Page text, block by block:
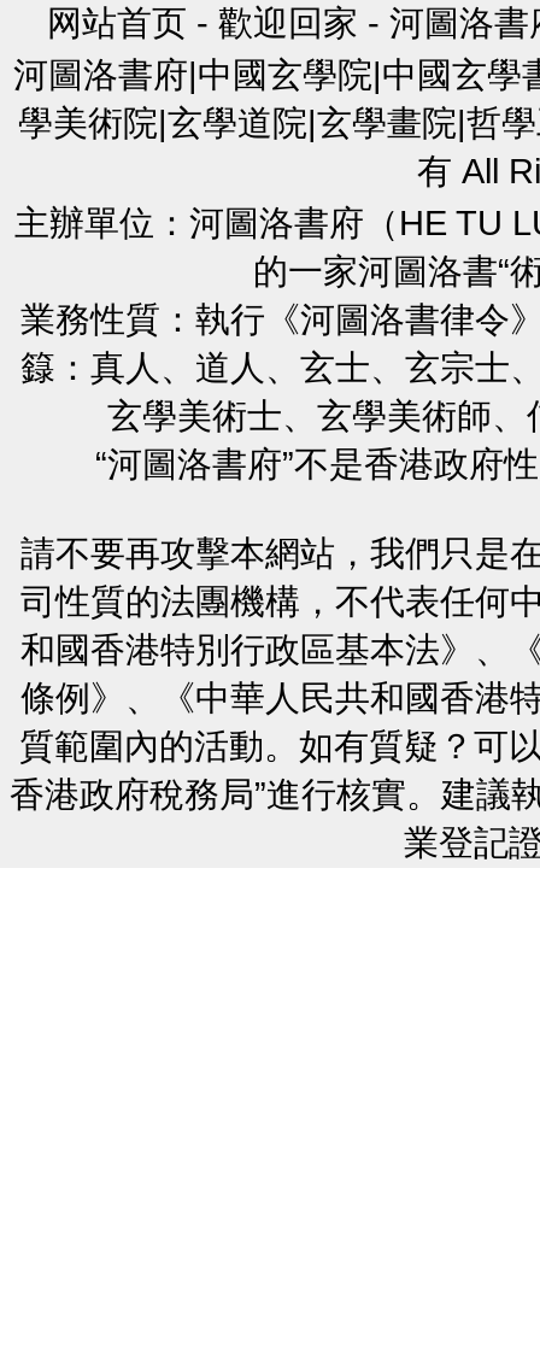
网站首页 - 歡迎回家 - 河圖洛書
河圖洛書府|中國玄學院|中國玄
學美術院|玄學道院|玄學畫院|哲
有 All
主辦單位：河圖洛書府（HE TU
的一家河圖洛書“
業務性質：執行《河圖洛書律令
籙：真人、道人、玄士、玄宗士
玄學美術士、玄學美術師
“河圖洛書府”不是香港政府
請不要再攻擊本網站，我們只是
司性質的法團機構，不代表任何
和國香港特別行政區基本法》、
條例》、《中華人民共和國香港
質範圍內的活動。如有質疑？可
香港政府稅務局”進行核實。建議
業登記